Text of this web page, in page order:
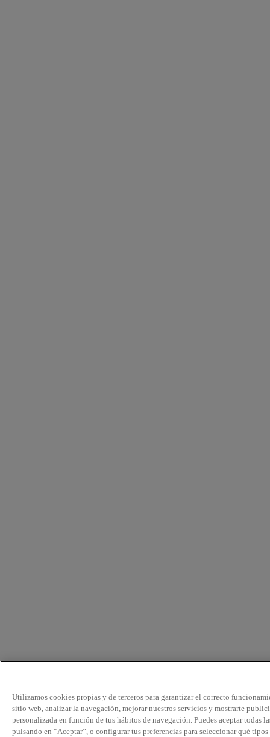
Utilizamos cookies propias y de terceros para garantizar el correcto
sitio web, analizar la navegación, mejorar nuestros servicios y mostrarte
personalizada en función de tus hábitos de navegación. Puedes aceptar todas
pulsando en “Aceptar”, o configurar tus preferencias para seleccionar qué tipos